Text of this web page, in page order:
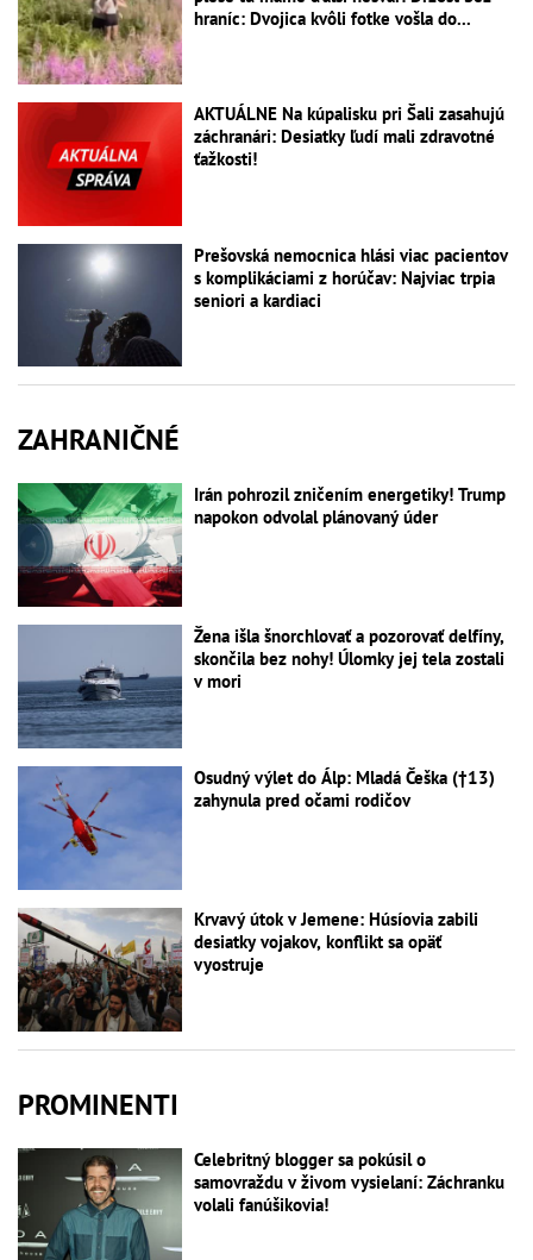
hraníc: Dvojica kvôli fotke vošla do...
AKTUÁLNE Na kúpalisku pri Šali zasahujú
záchranári: Desiatky ľudí mali zdravotné
ťažkosti!
Prešovská nemocnica hlási viac pacientov
s komplikáciami z horúčav: Najviac trpia
seniori a kardiaci
ZAHRANIČNÉ
Irán pohrozil zničením energetiky! Trump
napokon odvolal plánovaný úder
Žena išla šnorchlovať a pozorovať delfíny,
skončila bez nohy! Úlomky jej tela zostali
v mori
Osudný výlet do Álp: Mladá Češka (†13)
zahynula pred očami rodičov
Krvavý útok v Jemene: Húsíovia zabili
desiatky vojakov, konflikt sa opäť
vyostruje
PROMINENTI
Celebritný blogger sa pokúsil o
samovraždu v živom vysielaní: Záchranku
volali fanúšikovia!